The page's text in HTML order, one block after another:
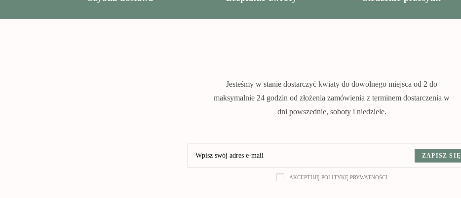
Jesteśmy w stanie dostarczyć kwiaty do dowolnego miejsca od 2 do
maksymalnie 24 godzin od złożenia zamówienia z terminem dostarczenia w
dni powszednie, soboty i niedziele.
ZAPISZ SIĘ
AKCEPTUJĘ POLITYKĘ PRYWATNOŚCI